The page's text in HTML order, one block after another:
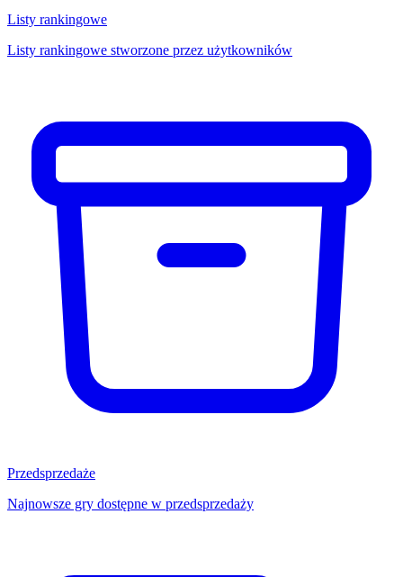
Listy rankingowe
Listy rankingowe stworzone przez użytkowników
Przedsprzedaże
Najnowsze gry dostępne w przedsprzedaży